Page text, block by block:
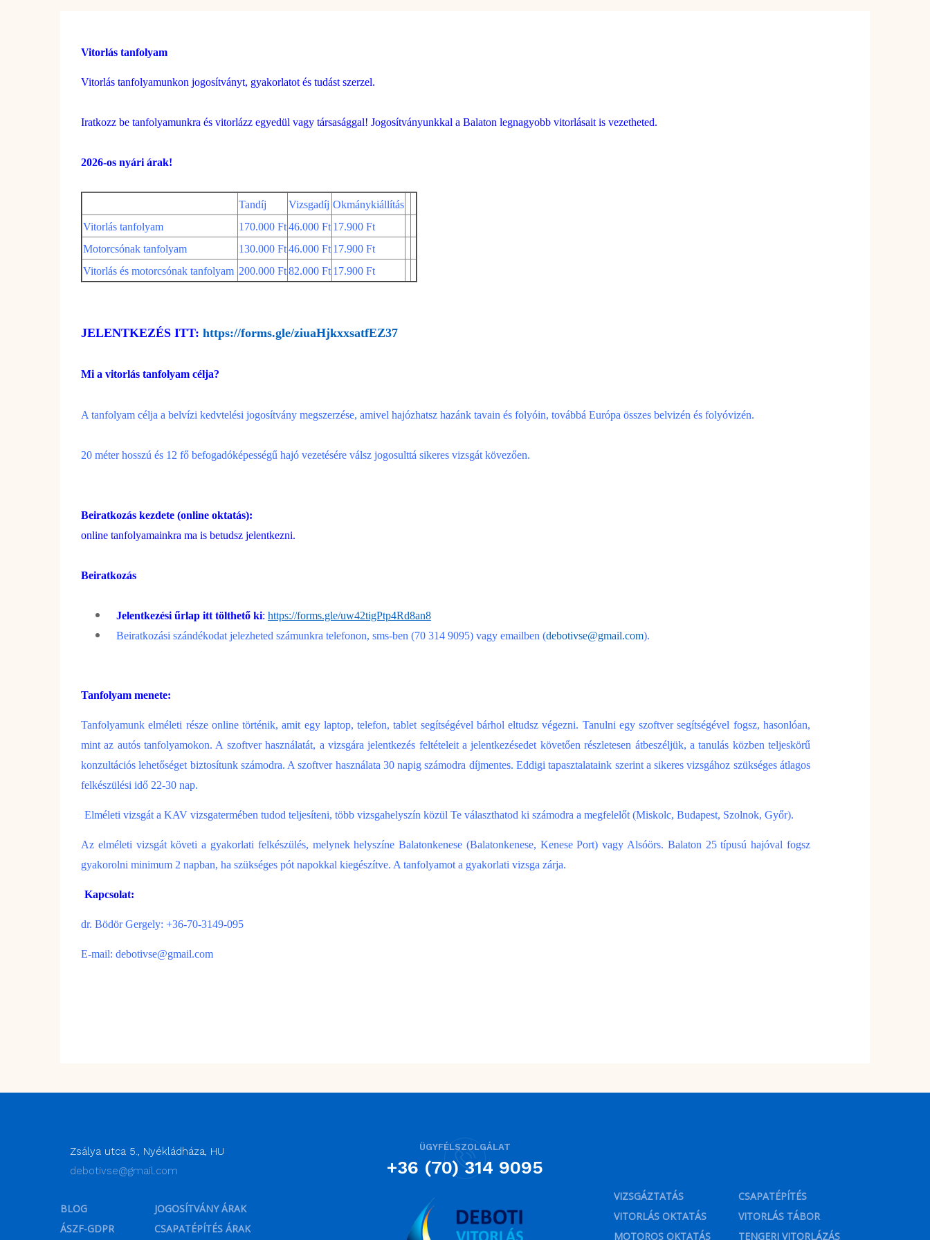
Vitorlás tanfolyam
Vitorlás tanfolyamunkon jogosítványt, gyakorlatot és tudást szerzel.
Iratkozz be tanfolyamunkra és vitorlázz egyedül vagy társasággal! Jogosítványunkkal a Balaton legnagyobb vitorlásait is vezetheted.
2026-os nyári árak!
Tandíj Vizsgadíj Okmánykiállítás
Vitorlás tanfolyam
170.000 Ft46.000 Ft 17.900 Ft
Motorcsónak tanfolyam
130.000 Ft46.000 Ft 17.900 Ft
Vitorlás és motorcsónak tanfolyam 200.000 Ft82.000 Ft 17.900 Ft
JELENTKEZÉS ITT: https://forms.gle/ziuaHjkxxsatfEZ37
Mi a vitorlás tanfolyam célja?
A tanfolyam célja a belvízi kedvtelési jogosítvány megszerzése, amivel hajózhatsz hazánk tavain és folyóin, továbbá Európa összes belvizén és folyóvizén.
20 méter hosszú és 12 fő befogadóképességű hajó vezetésére válsz jogosulttá sikeres vizsgát kövezően.
Beiratkozás kezdete (online oktatás):
online tanfolyamainkra ma is betudsz jelentkezni.
Beiratkozás
Jelentkezési űrlap itt tölthető ki: https://forms.gle/uw42tigPtp4Rd8an8
Beiratkozási szándékodat jelezheted számunkra telefonon, sms-ben (70 314 9095) vagy emailben (debotivse@gmail.com).
Tanfolyam menete:
Tanfolyamunk elméleti része online történik, amit egy laptop, telefon, tablet segítségével bárhol eltudsz végezni. Tanulni egy szoftver segítségével fogsz, hasonlóan,
mint az autós tanfolyamokon. A szoftver használatát, a vizsgára jelentkezés feltételeit a jelentkezésedet követően részletesen átbeszéljük, a tanulás közben teljeskörű
konzultációs lehetőséget biztosítunk számodra. A szoftver használata 30 napig számodra díjmentes. Eddigi tapasztalataink szerint a sikeres vizsgához szükséges átlagos
felkészülési idő 22-30 nap.
Elméleti vizsgát a KAV vizsgatermében tudod teljesíteni, több vizsgahelyszín közül Te választhatod ki számodra a megfelelőt (Miskolc, Budapest, Szolnok, Győr).
Az elméleti vizsgát követi a gyakorlati felkészülés, melynek helyszíne Balatonkenese (Balatonkenese, Kenese Port) vagy Alsóörs. Balaton 25 típusú hajóval fogsz
gyakorolni minimum 2 napban, ha szükséges pót napokkal kiegészítve. A tanfolyamot a gyakorlati vizsga zárja.
Kapcsolat:
dr. Bödör Gergely: +36-70-3149-095
E-mail: debotivse@gmail.com
Zsálya utca 5., Nyékládháza, HU
debotivse@gmail.com
BLOG
ÁSZF-GDPR
JOGOSÍTVÁNY ÁRAK
CSAPATÉPÍTÉS ÁRAK
ÜGYFÉLSZOLGÁLAT
+36 (70) 314 9095
VIZSGÁZTATÁS
VITORLÁS OKTATÁS
MOTOROS OKTATÁS
CSAPATÉPÍTÉS
VITORLÁS TÁBOR
TENGERI VITORLÁZÁS